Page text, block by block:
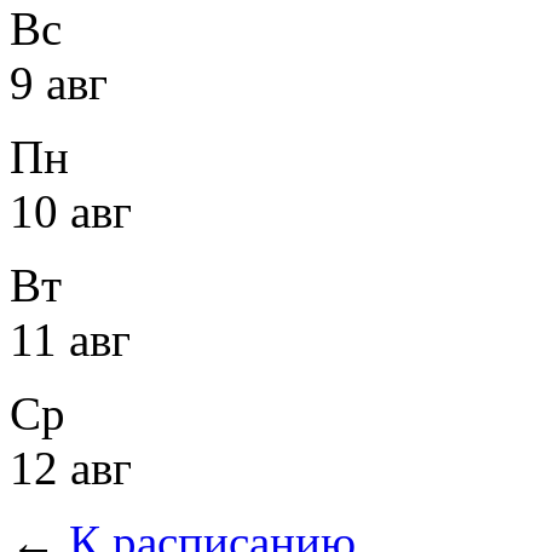
Вс
9 авг
Пн
10 авг
Вт
11 авг
Ср
12 авг
← К расписанию